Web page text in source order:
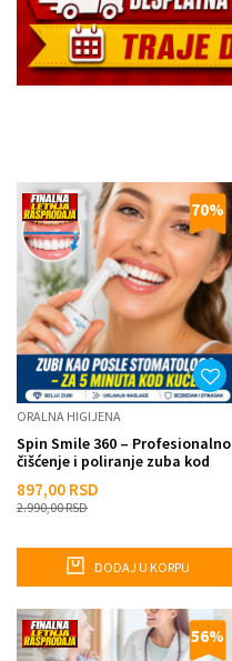
70%
ORALNA HIGIJENA
Spin Smile 360 – Profesionalno
čišćenje i poliranje zuba kod
897,00 RSD
2.990,00RSD
DODAJ U KORPU
56%